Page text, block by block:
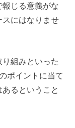
じる意義がな
にはなりませ
組みといった
ポイントに当て
るということ